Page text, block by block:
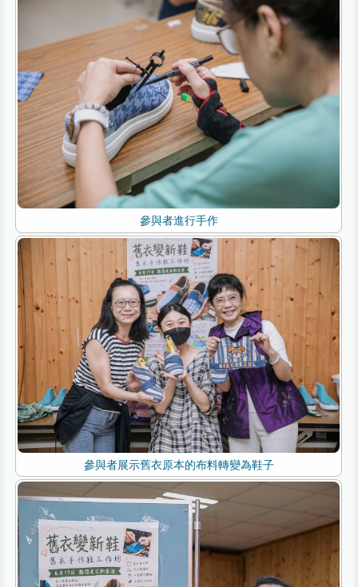
參與者進行手作
參與者展示舊衣原本的布料轉變為鞋子